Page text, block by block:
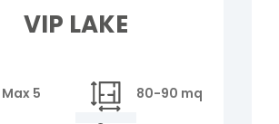
VIP LAKE
Max 5 80-90 mq